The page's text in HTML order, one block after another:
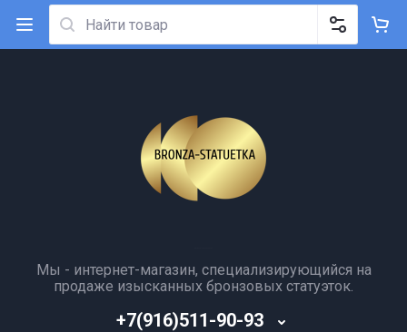
Мы - интернет-магазин, специализирующийся на
продаже изысканных бронзовых статуэток.
+7(916)511-90-93